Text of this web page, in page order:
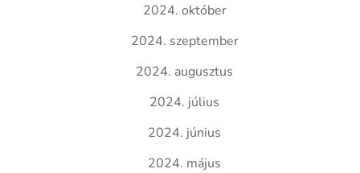
2024. október
2024. szeptember
2024. augusztus
2024. július
2024. június
2024. május